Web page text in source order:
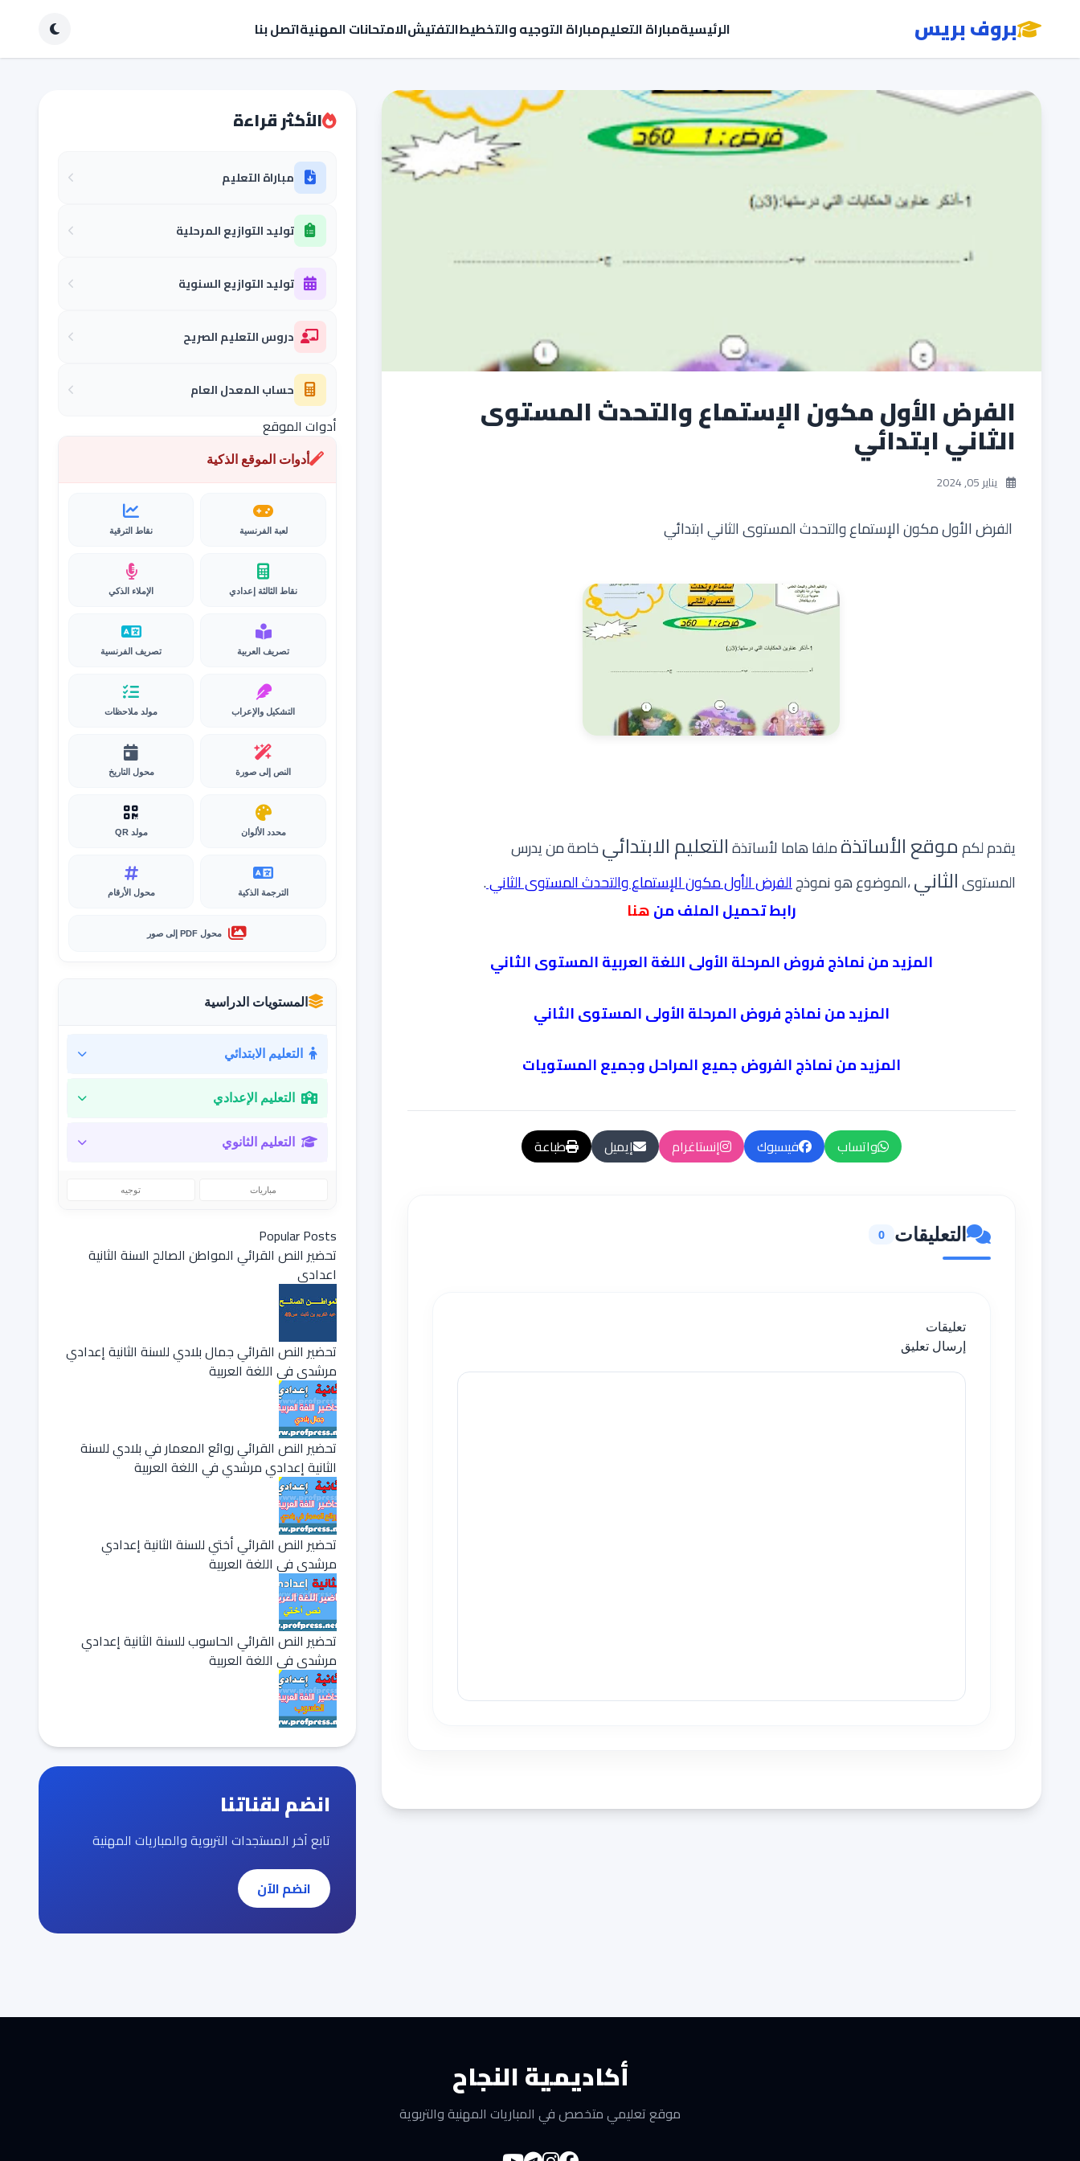
بروف بريس الرئيسيةمباراة التعليممباراة التوجيه والتخطيطالتفتيشالامتحانات المهنيةاتصل بنا
اﻟﻔﺮض الأول مكون الإستماع والتحدث المستوى
الثاني ابتدائي
يناير 05, 2024
اﻟﻔﺮض الأول مكون الإستماع والتحدث المستوى الثاني ابتدائي
يقدم لكمموقع الأساتذةملفا هاما لأساتذةالتعليم الابتدائيخاصة من يدرس
المستوىالثاني،الموضوع هو نموذجاﻟﻔﺮض اﻟأول مكون الإستماع والتحدث المستوى الثاني.
رابط تحميل الملف منهنا
المزيد من نماذجفروض المرحلة الأولى اللغة العربية المستوى الثاني
المزيد مننماذج فروض المرحلة الأولى المستوى الثاني
المزيد مننماذج الفروض جميع المراحل وجميع المستويات
واتساب فيسبوك إنستاغرام إيميل طباعة
التعليقات 0
تعليقات
إرسال تعليق
الأكثر قراءة
مباراة التعليم
توليد التوازيع المرحلية
توليد التوازيع السنوية
دروس التعليم الصريح
حساب المعدل العام
أدوات الموقع
أدوات الموقع الذكية
لعبة الفرنسية نقاط الترقية
نقاط الثالثة إعدادي الإملاء الذكي
تصريف العربية تصريف الفرنسية
التشكيل والإعراب مولد ملاحظات
النص إلى صورة محول التاريخ
محدد الألوان مولد QR
الترجمة الذكية محول الأرقام
محول PDF إلى صور
المستويات الدراسية
التعليم الابتدائي
التعليم الإعدادي
التعليم الثانوي
مباريات توجيه
Popular Posts
تحضير النص القرائي المواطن الصالح السنة الثانية
اعدادي
تحضير النص القرائي جمال بلادي للسنة الثانية إعدادي
مرشدي في اللغة العربية
تحضير النص القرائي روائع المعمار في بلادي للسنة
الثانية إعدادي مرشدي في اللغة العربية
تحضير النص القرائي أختي للسنة الثانية إعدادي
مرشدي في اللغة العربية
تحضير النص القرائي الحاسوب للسنة الثانية إعدادي
مرشدي في اللغة العربية
انضم لقناتنا
تابع آخر المستجدات التربوية والمباريات المهنية
انضم الآن
أكاديمية النجاح
موقع تعليمي متخصص في المباريات المهنية والتربوية